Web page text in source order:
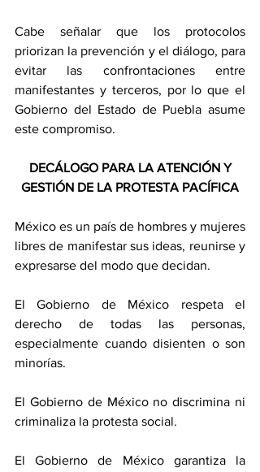
Cabe señalar que los protocolos
priorizan la prevención y el diálogo, para
evitar las confrontaciones entre
manifestantes y terceros, por lo que el
Gobierno del Estado de Puebla asume
este compromiso.
DECÁLOGO PARA LA ATENCIÓN Y
GESTIÓN DE LA PROTESTA PACÍFICA
México es un país de hombres y mujeres
libres de manifestar sus ideas, reunirse y
expresarse del modo que decidan.
El Gobierno de México respeta el
derecho de todas las personas,
especialmente cuando disienten o son
minorías.
El Gobierno de México no discrimina ni
criminaliza la protesta social.
El Gobierno de México garantiza la